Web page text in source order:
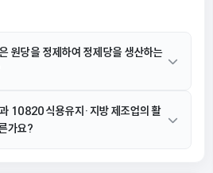
으로 정리합니다.
원당을 정제하여 정제당을 생산하는
사탕수수 및 사탕무 등으로 원당 및 당즙
만 아니라, 원당을 정제하여 정제당을 생
10820 식용유지·지방 제조업의 활
가요?